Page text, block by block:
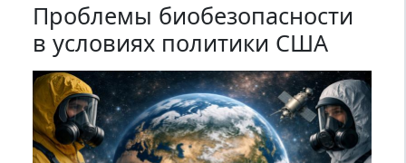
Проблемы биобезопасности
в условиях политики США